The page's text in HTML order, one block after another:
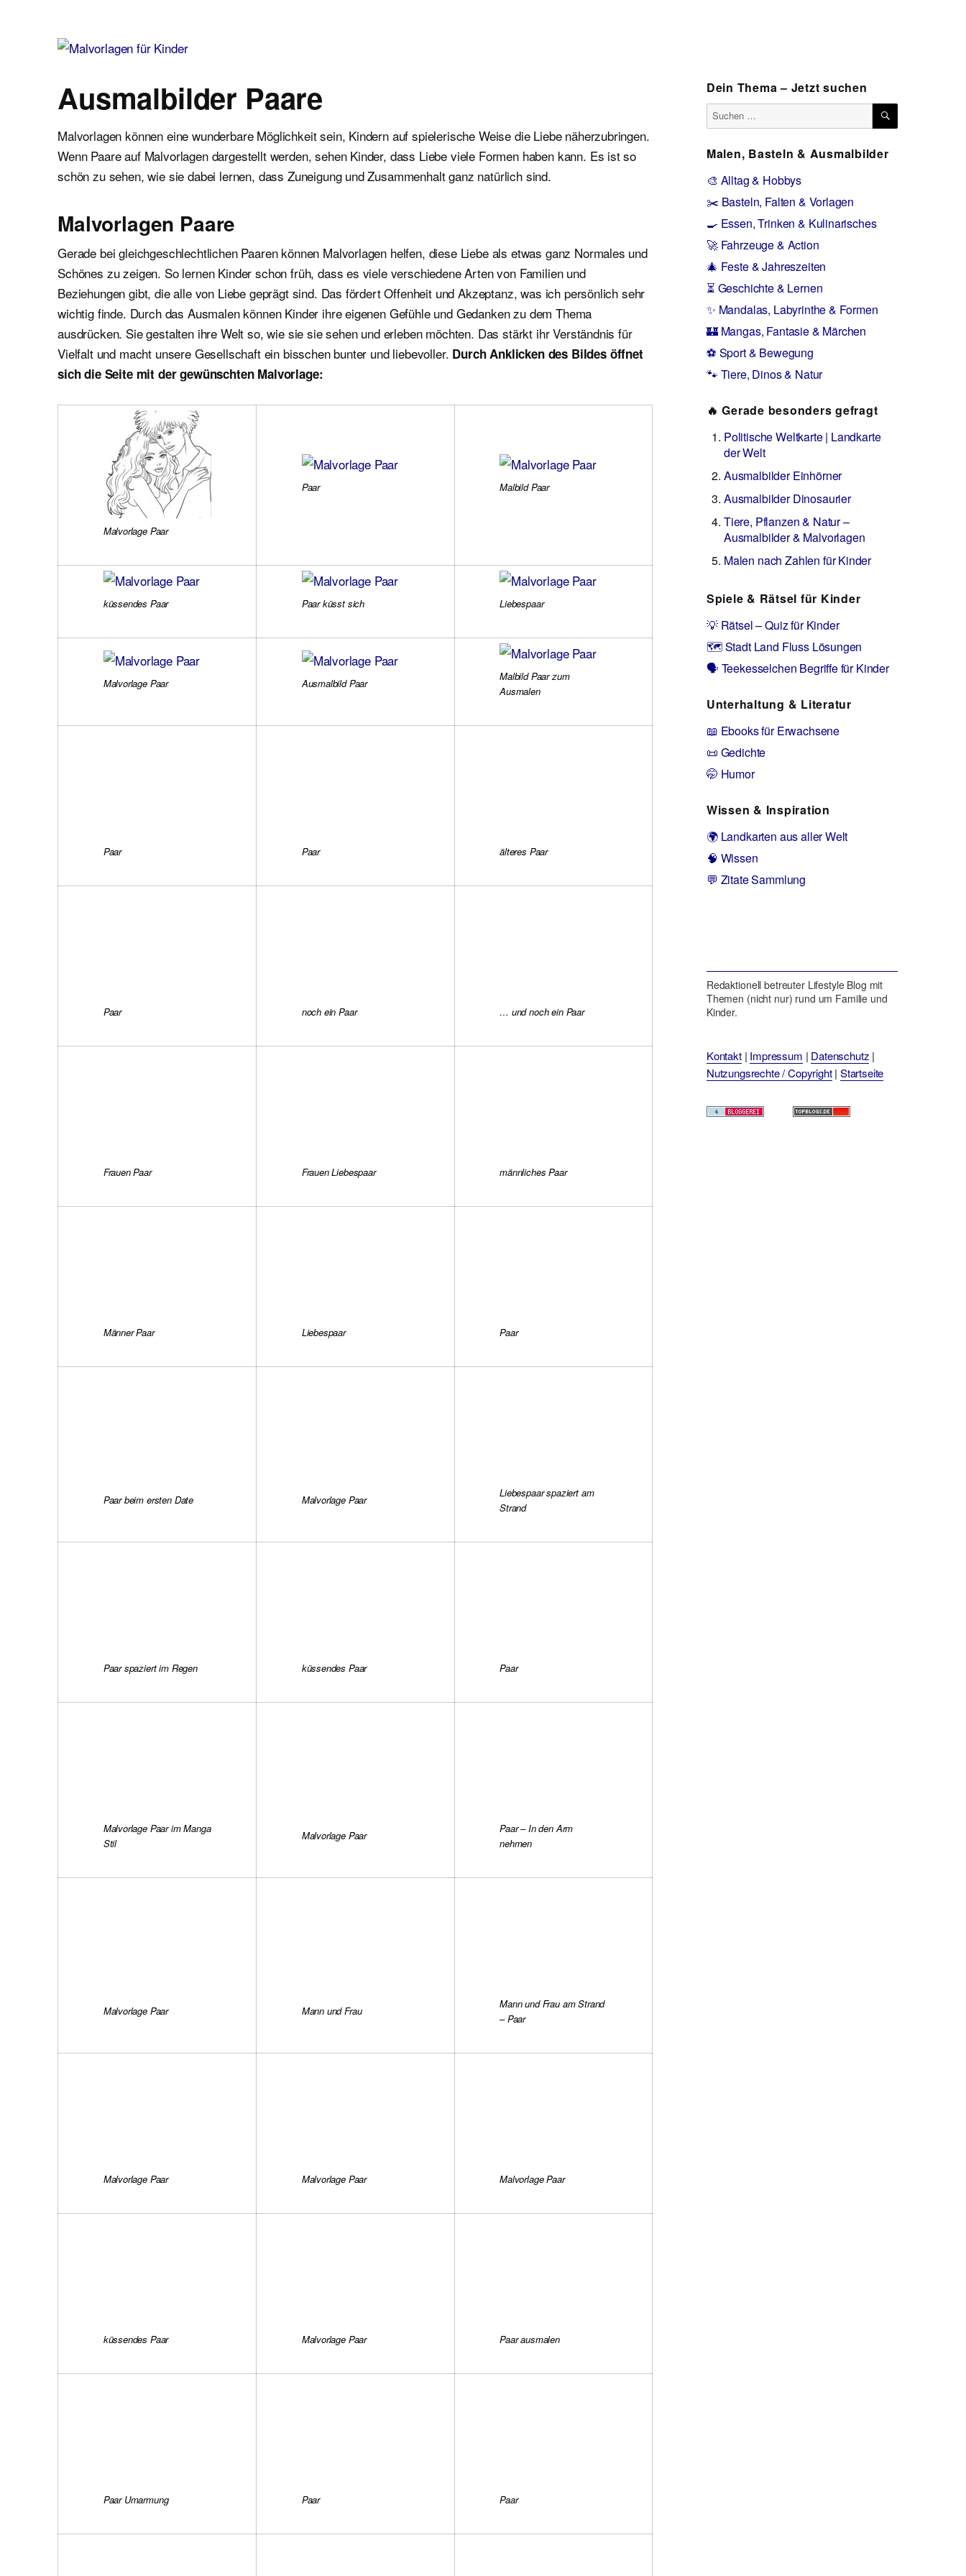
Ausmalbilder Paare
Malvorlagen können eine wunderbare Möglichkeit sein, Kindern auf spielerische Weise die Liebe näherzubringen.
Wenn Paare auf Malvorlagen dargestellt werden, sehen Kinder, dass Liebe viele Formen haben kann. Es ist so
schön zu sehen, wie sie dabei lernen, dass Zuneigung und Zusammenhalt ganz natürlich sind.
Malvorlagen Paare
Gerade bei gleichgeschlechtlichen Paaren können Malvorlagen helfen, diese Liebe als etwas ganz Normales und
Schönes zu zeigen. So lernen Kinder schon früh, dass es viele verschiedene Arten von Familien und
Beziehungen gibt, die alle von Liebe geprägt sind. Das fördert Offenheit und Akzeptanz, was ich persönlich sehr
wichtig finde. Durch das Ausmalen können Kinder ihre eigenen Gefühle und Gedanken zu dem Thema
ausdrücken. Sie gestalten ihre Welt so, wie sie sie sehen und erleben möchten. Das stärkt ihr Verständnis für
Vielfalt und macht unsere Gesellschaft ein bisschen bunter und liebevoller. Durch Anklicken des Bildes öffnet
sich die Seite mit der gewünschten Malvorlage:
Malvorlage Paar
Paar Malbild Paar
küssendes Paar Paar küsst sich Liebespaar
Malvorlage Paar Ausmalbild Paar
Malbild Paar zum
Ausmalen
Paar Paar älteres Paar
Paar noch ein Paar … und noch ein Paar
Frauen Paar Frauen Liebespaar männliches Paar
Männer Paar Liebespaar Paar
Paar beim ersten Date Malvorlage Paar
Liebespaar spaziert am
Strand
Paar spaziert im Regen küssendes Paar Paar
Malvorlage Paar im Manga
Stil
Malvorlage Paar
Paar – In den Arm
nehmen
Malvorlage Paar Mann und Frau
Mann und Frau am Strand
– Paar
Malvorlage Paar Malvorlage Paar Malvorlage Paar
küssendes Paar Malvorlage Paar Paar ausmalen
Paar Umarmung Paar Paar
Dein Thema – Jetzt suchen
Suchen
nach:
SUCHEN
Malen, Basteln & Ausmalbilder
🎨 Alltag & Hobbys
✂️ Basteln, Falten & Vorlagen
🍳 Essen, Trinken & Kulinarisches
🚀 Fahrzeuge & Action
🎄 Feste & Jahreszeiten
⏳ Geschichte & Lernen
✨ Mandalas, Labyrinthe & Formen
🏰 Mangas, Fantasie & Märchen
⚽ Sport & Bewegung
🐾 Tiere, Dinos & Natur
🔥 Gerade besonders gefragt
Politische Weltkarte | Landkarte
der Welt
Ausmalbilder Einhörner
Ausmalbilder Dinosaurier
Tiere, Pflanzen & Natur –
Ausmalbilder & Malvorlagen
Malen nach Zahlen für Kinder
Spiele & Rätsel für Kinder
💡 Rätsel – Quiz für Kinder
🗺️ Stadt Land Fluss Lösungen
🗣️ Teekesselchen Begriffe für Kinder
Unterhaltung & Literatur
📖 Ebooks für Erwachsene
📜 Gedichte
🤭 Humor
Wissen & Inspiration
🌍 Landkarten aus aller Welt
🧠 Wissen
💬 Zitate Sammlung
Redaktionell betreuter Lifestyle Blog mit
Themen (nicht nur) rund um Familie und
Kinder.
Kontakt| Impressum | Datenschutz |
Nutzungsrechte / Copyright| Startseite